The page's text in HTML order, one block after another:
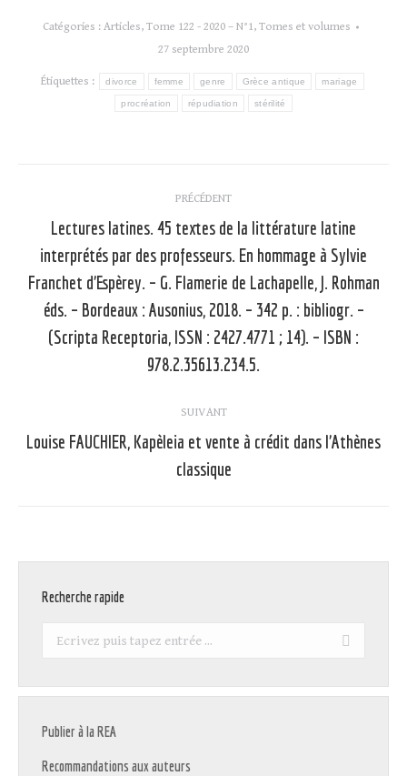
Catégories : Articles, Tome 122 - 2020 – N°1, Tomes et volumes
27 septembre 2020
Étiquettes : divorce femme genre Grèce antique mariage
procréation répudiation stérilité
article
PRÉCÉDENT
Article
précédent
Lectures latines. 45 textes de la littérature latine
interprétés par des professeurs. En hommage à Sylvie
Franchet d’Espèrey. – G. Flamerie de Lachapelle, J. Rohman
éds. – Bordeaux : Ausonius, 2018. – 342 p. : bibliogr. –
(Scripta Receptoria, ISSN : 2427.4771 ; 14). – ISBN :
978.2.35613.234.5.
SUIVANT
Article
suivant
Louise FAUCHIER, Kapèleia et vente à crédit dans l’Athènes
classique
Recherche rapide
Recherche
Publier à la REA
Recommandations aux auteurs